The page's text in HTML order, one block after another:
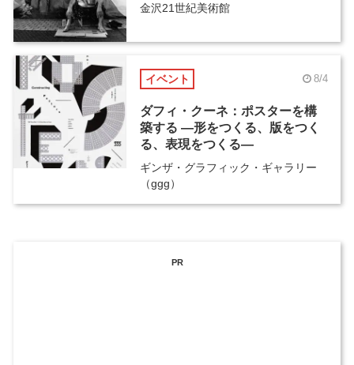
金沢21世紀美術館
イベント 8/4
ダフィ・クーネ：ポスターを構
築する ―形をつくる、版をつく
る、表現をつくる―
ギンザ・グラフィック・ギャラリー
（ggg）
PR